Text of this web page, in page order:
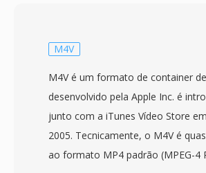
H.264 ou H.265 com áudio AAC,
AC-3 e ALAC. O design suporta
avançados como dicas de
download progressivo é streaming
marcadores de capitulo, múltiplas
M4V
M4V é um formato de container
desenvolvido pela Apple Inc. é
junto com a iTunes Vídeo Store
2005. Tecnicamente, o M4V é
ao formato MP4 padrão (MPEG-4